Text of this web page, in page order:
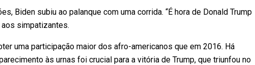
Biden subiu ao palanque com uma corrida. “É hora de Donald Trump
simpatizantes.
uma participação maior dos afro-americanos que em 2016. Há
às urnas foi crucial para a vitória de Trump, que triunfou no